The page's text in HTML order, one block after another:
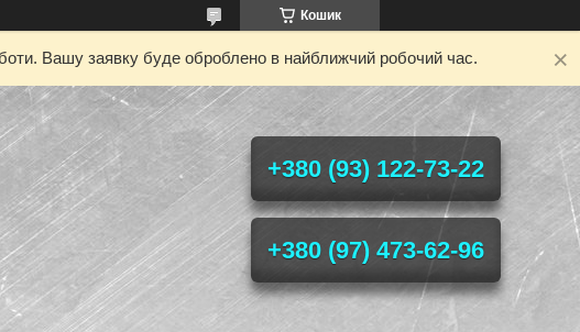
Кошик
Вашу заявку буде оброблено в найближчий робочий час.
+380 (93) 122-73-22
+380 (97) 473-62-96